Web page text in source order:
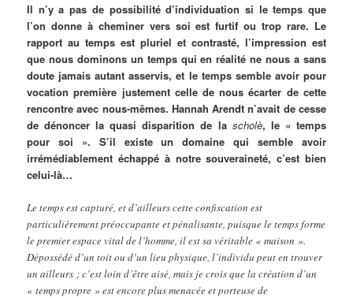
Il n’y a pas de possibilité d’individuation si le temps que
l’on donne à cheminer vers soi est furtif ou trop rare. Le
rapport au temps est pluriel et contrasté, l’impression est
que nous dominons un temps qui en réalité ne nous a sans
doute jamais autant asservis, et le temps semble avoir pour
vocation première justement celle de nous écarter de cette
rencontre avec nous-mêmes. Hannah Arendt n’avait de cesse
de dénoncer la quasi disparition de la scholè, le « temps
pour soi ». S’il existe un domaine qui semble avoir
irrémédiablement échappé à notre souveraineté, c’est bien
celui-là…
Le temps est capturé, et d’ailleurs cette confiscation est
particulièrement préoccupante et pénalisante, puisque le temps forme
le premier espace vital de l’homme, il est sa véritable « maison ».
Dépossédé d’un toit ou d’un lieu physique, l’individu peut en trouver
un ailleurs ; c’est loin d’être aisé, mais je crois que la création d’un
« temps propre » est encore plus menacée et porteuse de